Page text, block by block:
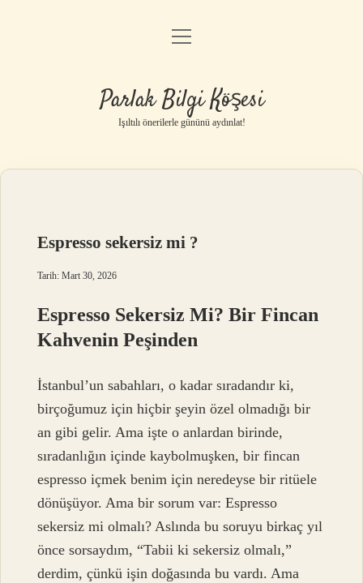
Anasayfa
Yasal Uyarı
menüyü
Parlak Bilgi Köşesi
Işıltılı önerilerle gününü aydınlat!
Espresso sekersiz mi ?
Tarih: Mart 30, 2026
Espresso Sekersiz Mi? Bir Fincan
Kahvenin Peşinden
İstanbul’un sabahları, o kadar sıradandır ki,
birçoğumuz için hiçbir şeyin özel olmadığı bir
an gibi gelir. Ama işte o anlardan birinde,
sıradanlığın içinde kaybolmuşken, bir fincan
espresso içmek benim için neredeyse bir ritüele
dönüşüyor. Ama bir sorum var: Espresso
sekersiz mi olmalı? Aslında bu soruyu birkaç yıl
önce sorsaydım, “Tabii ki sekersiz olmalı,”
derdim, çünkü işin doğasında bu vardı. Ama